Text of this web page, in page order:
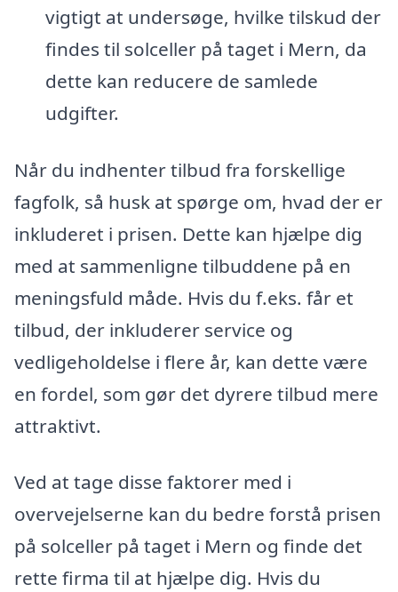
vigtigt at undersøge, hvilke tilskud der
findes til solceller på taget i Mern, da
dette kan reducere de samlede
udgifter.
Når du indhenter tilbud fra forskellige
fagfolk, så husk at spørge om, hvad der er
inkluderet i prisen. Dette kan hjælpe dig
med at sammenligne tilbuddene på en
meningsfuld måde. Hvis du f.eks. får et
tilbud, der inkluderer service og
vedligeholdelse i flere år, kan dette være
en fordel, som gør det dyrere tilbud mere
attraktivt.
Ved at tage disse faktorer med i
overvejelserne kan du bedre forstå prisen
på solceller på taget i Mern og finde det
rette firma til at hjælpe dig. Hvis du